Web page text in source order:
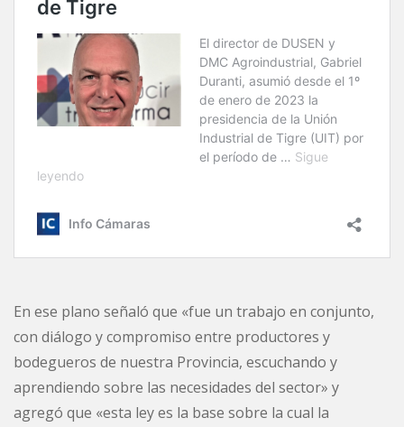
En ese plano señaló que «fue un trabajo en conjunto,
con diálogo y compromiso entre productores y
bodegueros de nuestra Provincia, escuchando y
aprendiendo sobre las necesidades del sector» y
agregó que «esta ley es la base sobre la cual la